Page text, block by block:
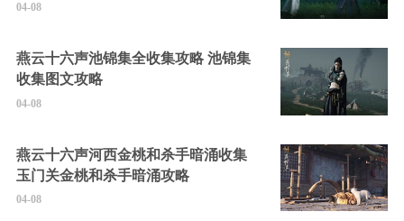
04-08
燕云十六声池锦集全收集攻略 池锦集
收集图文攻略
04-08
燕云十六声河西金桃和杀手暗涌收集
玉门关金桃和杀手暗涌攻略
04-08